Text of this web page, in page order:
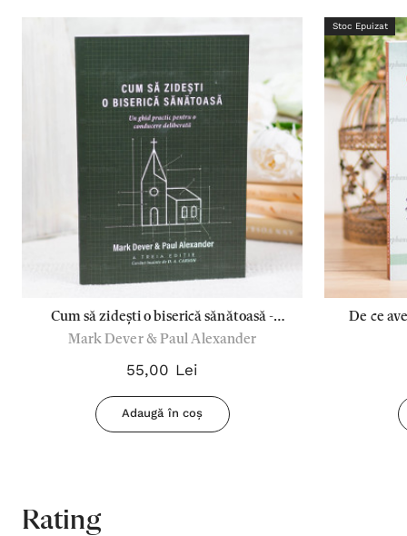
Cum să zidești o biserică sănătoasă -
Mark Dever & Paul Alexander
Mark Dever & Paul Alexander
55,00 Lei
Adaugă în coș
Stoc Epuizat
De ce
Rating